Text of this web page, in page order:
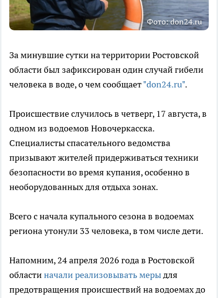
Фото: don24.ru
За минувшие сутки на территории Ростовской
области был зафиксирован один случай гибели
человека в воде, о чем сообщает"don24.ru".
Происшествие случилось в четверг, 17 августа, в
одном из водоемов Новочеркасска.
Специалисты спасательного ведомства
призывают жителей придерживаться техники
безопасности во время купания, особенно в
необорудованных для отдыха зонах.
Всего с начала купального сезона в водоемах
региона утонули 33 человека, в том числе дети.
Напомним, 24 апреля 2026 года в Ростовской
областиначали реализовывать мерыдля
предотвращения происшествий на водоемах до